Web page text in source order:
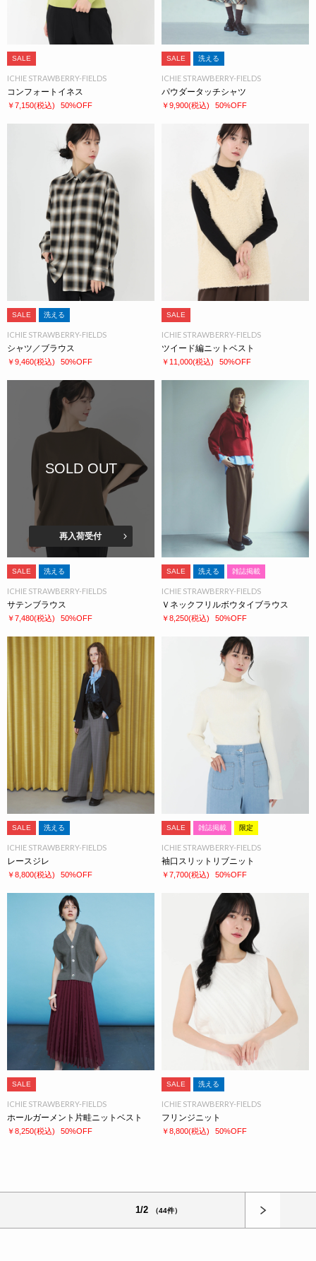
SALE
ICHIE STRAWBERRY-FIELDS
コンフォートイネス
￥7,150(税込) 50%OFF
SALE 洗える
ICHIE STRAWBERRY-FIELDS
パウダータッチシャツ
￥9,900(税込) 50%OFF
SALE 洗える
ICHIE STRAWBERRY-FIELDS
シャツ／ブラウス
￥9,460(税込) 50%OFF
SALE
ICHIE STRAWBERRY-FIELDS
ツイード編ニットベスト
￥11,000(税込) 50%OFF
SOLD OUT
再入荷受付
SALE 洗える
ICHIE STRAWBERRY-FIELDS
サテンブラウス
￥7,480(税込) 50%OFF
SALE 洗える 雑誌掲載
ICHIE STRAWBERRY-FIELDS
Ｖネックフリルボウタイブラウス
￥8,250(税込) 50%OFF
SALE 洗える
ICHIE STRAWBERRY-FIELDS
レースジレ
￥8,800(税込) 50%OFF
SALE 雑誌掲載 限定
ICHIE STRAWBERRY-FIELDS
袖口スリットリブニット
￥7,700(税込) 50%OFF
SALE
ICHIE STRAWBERRY-FIELDS
ホールガーメント片畦ニットベスト
￥8,250(税込) 50%OFF
SALE 洗える
ICHIE STRAWBERRY-FIELDS
フリンジニット
￥8,800(税込) 50%OFF
1/2 （44件）